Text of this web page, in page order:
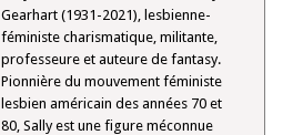
Gearhart (1931-2021), lesbienne-
féministe charismatique, militante,
professeure et auteure de fantasy.
Pionnière du mouvement féministe
lesbien américain des années 70 et
80, Sally est une figure méconnue